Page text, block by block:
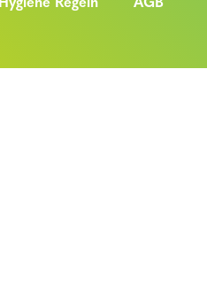
Hygiene Regeln
AGB